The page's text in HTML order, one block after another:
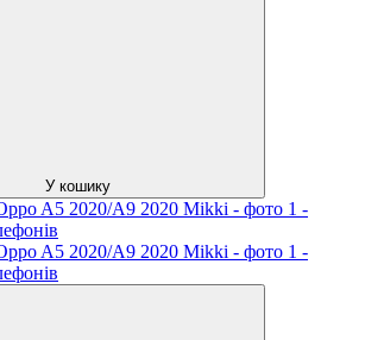
У кошику